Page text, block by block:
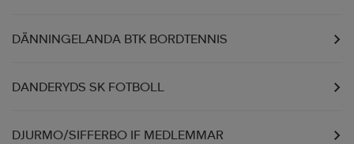
DÄNNINGELANDA BTK BORDTENNIS
DANDERYDS SK FOTBOLL
DJURMO/SIFFERBO IF MEDLEMMAR